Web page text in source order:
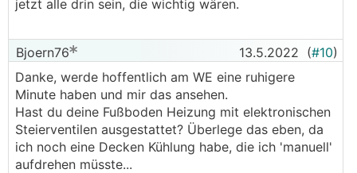
jetzt alle drin sein, die wichtig wären.
Bjoern76 13.5.2022 (#10)
Danke, werde hoffentlich am WE eine ruhigere
Minute haben und mir das ansehen.
Hast du deine Fußboden Heizung mit elektronischen
Steierventilen ausgestattet? Überlege das eben, da
ich noch eine Decken Kühlung habe, die ich 'manuell'
aufdrehen müsste...